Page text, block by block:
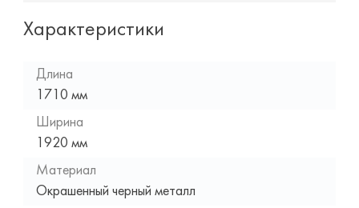
Характеристики
Длина
1710 мм
Ширина
1920 мм
Материал
Окрашенный черный металл